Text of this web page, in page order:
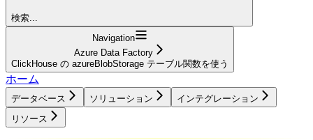
検索...
Navigation
Azure Data Factory
ClickHouse の azureBlobStorage テーブル関数を使う
ホーム
データベース ソリューション
インテグレーション
リソース